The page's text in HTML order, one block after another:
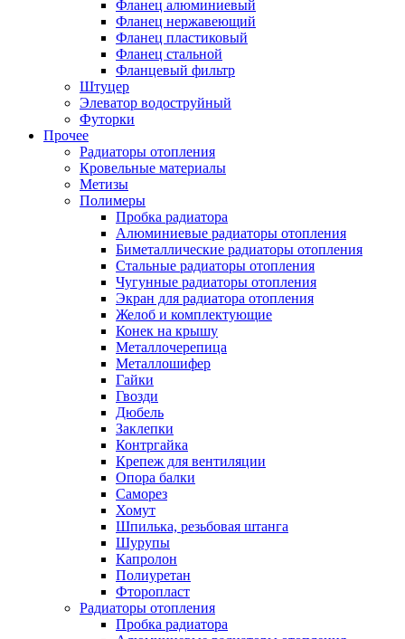
Фланец алюминиевый
Фланец нержавеющий
Фланец пластиковый
Фланец стальной
Фланцевый фильтр
Штуцер
Элеватор водоструйный
Футорки
Прочее
Радиаторы отопления
Кровельные материалы
Метизы
Полимеры
Пробка радиатора
Алюминиевые радиаторы отопления
Биметаллические радиаторы отопления
Стальные радиаторы отопления
Чугунные радиаторы отопления
Экран для радиатора отопления
Желоб и комплектующие
Конек на крышу
Металлочерепица
Металлошифер
Гайки
Гвозди
Дюбель
Заклепки
Контргайка
Крепеж для вентиляции
Опора балки
Саморез
Хомут
Шпилька, резьбовая штанга
Шурупы
Капролон
Полиуретан
Фторопласт
Радиаторы отопления
Пробка радиатора